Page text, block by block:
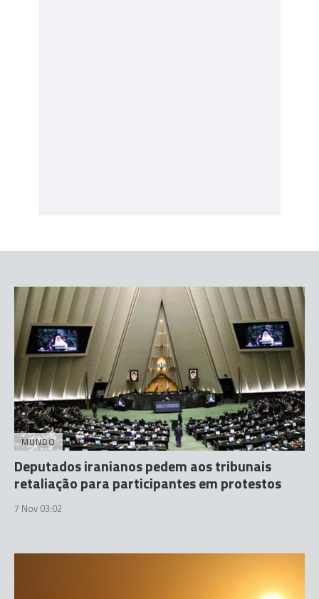
MUNDO
Deputados iranianos pedem aos tribunais
retaliação para participantes em protestos
7 Nov 03:02